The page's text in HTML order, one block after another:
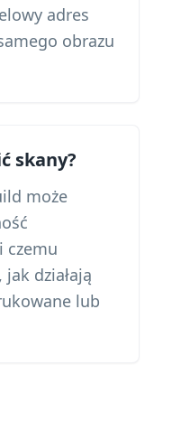
adres
obrazu
skany?
może
czemu
działają
lub